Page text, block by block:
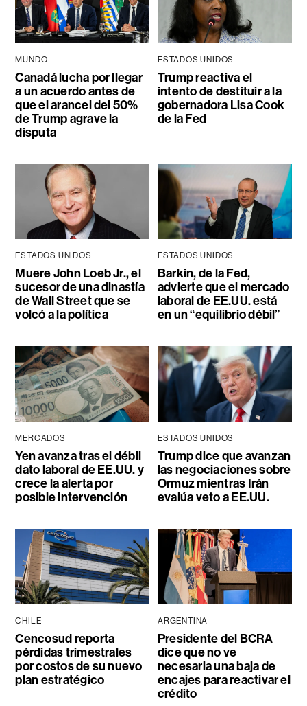
MUNDO
Canadá lucha por llegar
a un acuerdo antes de
que el arancel del 50%
de Trump agrave la
disputa
ESTADOS UNIDOS
Trump reactiva el
intento de destituir a la
gobernadora Lisa Cook
de la Fed
ESTADOS UNIDOS
Muere John Loeb Jr., el
sucesor de una dinastía
de Wall Street que se
volcó a la política
ESTADOS UNIDOS
Barkin, de la Fed,
advierte que el mercado
laboral de EE.UU. está
en un “equilibrio débil”
MERCADOS
Yen avanza tras el débil
dato laboral de EE.UU. y
crece la alerta por
posible intervención
ESTADOS UNIDOS
Trump dice que avanzan
las negociaciones sobre
Ormuz mientras Irán
evalúa veto a EE.UU.
CHILE
Cencosud reporta
pérdidas trimestrales
por costos de su nuevo
plan estratégico
ARGENTINA
Presidente del BCRA
dice que no ve
necesaria una baja de
encajes para reactivar el
crédito